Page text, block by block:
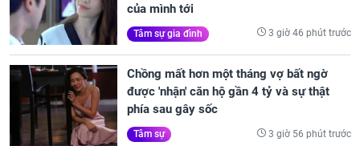
của mình tới
Tâm sự gia đình 3 giờ 46 phút trước
Chồng mất hơn một tháng vợ bất ngờ
được 'nhận' căn hộ gần 4 tỷ và sự thật
phía sau gây sốc
Tâm sự 3 giờ 56 phút trước